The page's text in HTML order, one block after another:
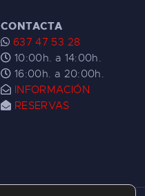
CONTACTA
637 47 53 28
10:00h. a 14:00h.
16:00h. a 20:00h.
INFORMACIÓN
RESERVAS